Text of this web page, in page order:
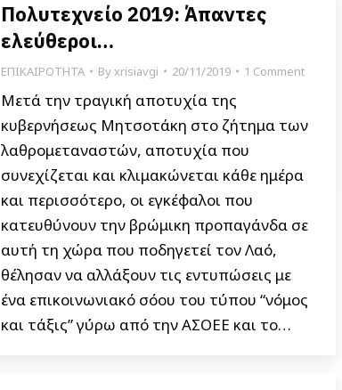
Πολυτεχνείο 2019: Άπαντες
ελεύθεροι…
ΕΠΙΚΑΙΡΟΤΗΤΑ Byxrisiavgi 20/11/2019 1 Comment
Μετά την τραγική αποτυχία της
κυβερνήσεως Μητσοτάκη στο ζήτημα των
λαθρομεταναστών, αποτυχία που
συνεχίζεται και κλιμακώνεται κάθε ημέρα
και περισσότερο, οι εγκέφαλοι που
κατευθύνουν την βρώμικη προπαγάνδα σε
αυτή τη χώρα που ποδηγετεί τον Λαό,
θέλησαν να αλλάξουν τις εντυπώσεις με
ένα επικοινωνιακό σόου του τύπου “νόμος
και τάξις” γύρω από την ΑΣΟΕE και το…